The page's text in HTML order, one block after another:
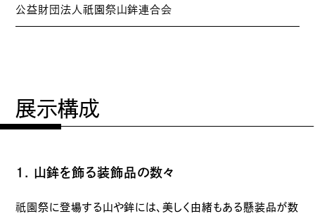
公益財団法人祇園祭山鉾連合会
展示構成
１. 山鉾を飾る装飾品の数々
祇園祭に登場する山や鉾には、美しく由緒もある懸装品が数